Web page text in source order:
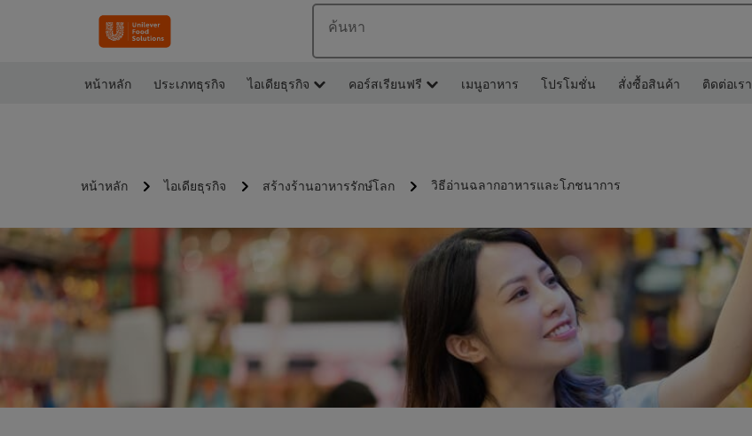
ค้นหา
หน้าหลัก ประเภทธุรกิจ ไอเดียธุรกิจ คอร์สเรียนฟรี เมนูอาหาร โปรโมชั่น สั่งซื้อสินค้า ติดต่อเรา
หน้าหลัก ไอเดียธุรกิจ สร้างร้านอาหารรักษ์โลก วิธีอ่านฉลากอาหารและโภชนาการ